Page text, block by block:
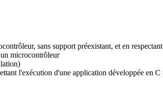
sans support préexistant, et en
microcontrôleur
l'exécution d'une application développée en